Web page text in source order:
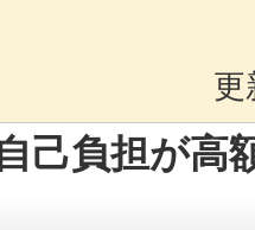
更
己負担が高